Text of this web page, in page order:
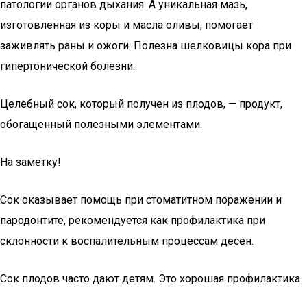
патологии органов дыхания. А уникальная мазь,
изготовленная из коры и масла оливы, помогает
заживлять раны и ожоги. Полезна шелковицы кора при
гипертонической болезни.
Целебный сок, который получен из плодов, — продукт,
обогащенный полезными элементами.
На заметку!
Сок оказывает помощь при стоматитном поражении и
пародонтите, рекомендуется как профилактика при
склонности к воспалительным процессам десен.
Сок плодов часто дают детям. Это хорошая профилактика